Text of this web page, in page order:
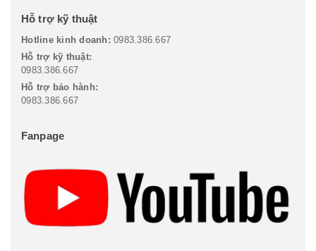
Hỗ trợ kỹ thuật
Hotline kinh doanh: 0983.386.667
Hỗ trợ kỹ thuật:
0983.386.667
Hỗ trợ bảo hành:
0983.386.667
Fanpage